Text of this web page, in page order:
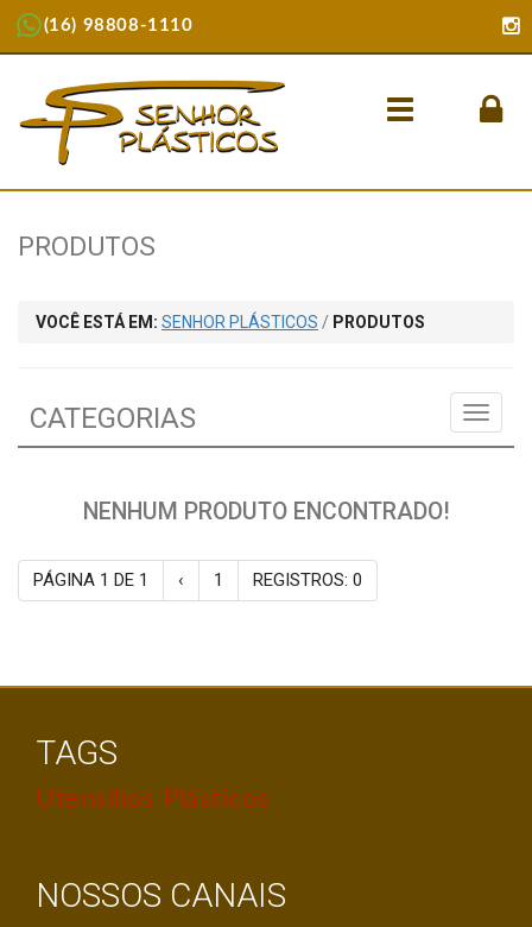
(16) 98808-1110
Menu
PRODUTOS
VOCÊ ESTÁ EM: SENHOR PLÁSTICOS / PRODUTOS
CATEGORIAS MENU
NENHUM PRODUTO ENCONTRADO!
PÁGINA 1 DE 1 ‹ 1 REGISTROS: 0
TAGS
Utensílios Plásticos
NOSSOS CANAIS